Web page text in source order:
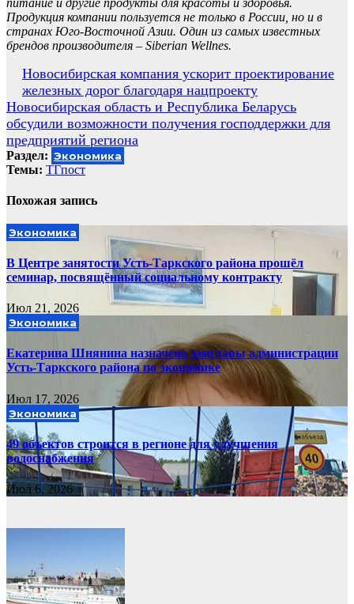
питание и другие продукты для красоты и здоровья.
Продукция компании пользуется не только в России, но и в
странах Юго-Восточной Азии. Один из самых известных
брендов производителя – Siberian Wellnes.
Навигация
по
записям
Новосибирская компания ускорит проектирование
железных дорог благодаря нацпроекту
Новосибирская область и Республика Беларусь
обсудили возможности получения господдержки для
предприятий региона
Раздел: Экономика
Темы: ТГпост
Похожая запись
Экономика
В Центре занятости Усть-Таркского района прошёл
семинар, посвящённый социальному контракту
Июл 21, 2026
Экономика
Екатерина Шнянина назначена замглавы администрации
Усть-Таркского района по экономике
Июл 17, 2026
Экономика
49 объектов строится в регионе для улучшения
водоснабжения
Июл 6, 2026